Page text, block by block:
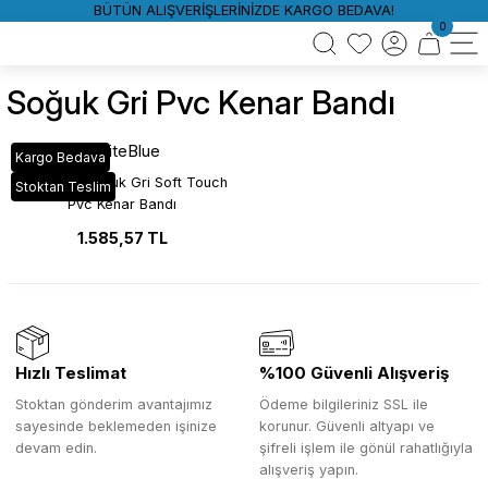
BÜTÜN ALIŞVERİŞLERİNİZDE KARGO BEDAVA!
0
Soğuk Gri Pvc Kenar Bandı
Kargo Bedava
Stoktan Teslim
WhiteBlue
MAT-85A Soğuk Gri Soft Touch
Pvc Kenar Bandı
1.585,57 TL
Hızlı Teslimat
Stoktan gönderim avantajımız
sayesinde beklemeden işinize
devam edin.
%100 Güvenli Alışveriş
Ödeme bilgileriniz SSL ile
korunur. Güvenli altyapı ve
şifreli işlem ile gönül rahatlığıyla
alışveriş yapın.